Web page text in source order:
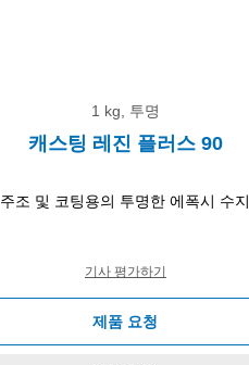
1 kg, 투명
캐스팅 레진 플러스 90
주조 및 코팅용의 투명한 에폭시 수지
기사 평가하기
제품 요청